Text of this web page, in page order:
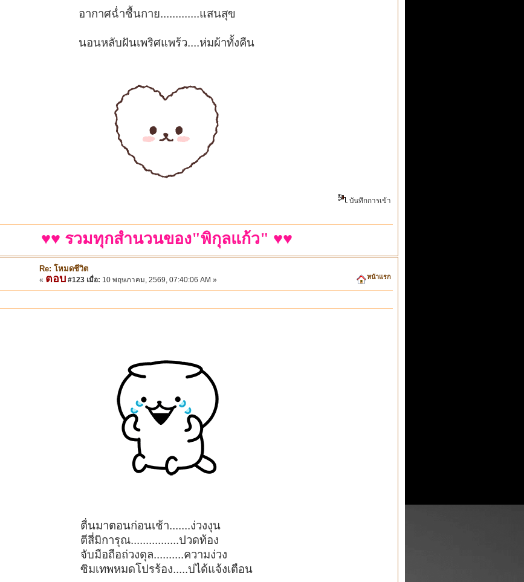
อากาศฉ่ำชื้นกาย.............แสนสุข
นอนหลับฝันเพริศแพร้ว....ห่มผ้าทั้งคืน
บันทึกการเข้า
♥♥ รวมทุกสำนวนของ"พิกุลแก้ว" ♥♥
Re: โหมดชีวิต
« ตอบ #123 เมื่อ: 10 พฤษภาคม, 2569, 07:40:06 AM » หน้าแรก
ตื่นมาตอนก่อนเช้า.......ง่วงงุน
ตีสี่มิการุณ................ปวดท้อง
จับมือถือถ่วงดุล..........ความง่วง
ซิมเทพหมดโปรร้อง.....บ่ได้แจ้งเตือน